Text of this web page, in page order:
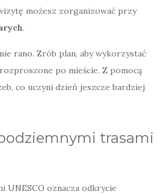
możesz zorganizować przy
.
rano. Zrób plan, aby wykorzystać
po mieście. Z pomocą
co uczyni dzień jeszcze bardziej
trasami
UNESCO oznacza odkrycie